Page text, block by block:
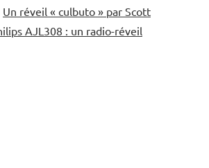
Un réveil « culbuto » par Scott
AJL308 : un radio-réveil